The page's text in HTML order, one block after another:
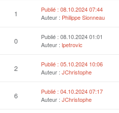
1
Publié : 08.10.2024 07:44
Auteur : Philippe Sionneau
0
Publié : 08.10.2024 01:01
Auteur : lpetrovic
2
Publié : 05.10.2024 10:06
Auteur : JChristophe
6
Publié : 04.10.2024 07:17
Auteur : JChristophe